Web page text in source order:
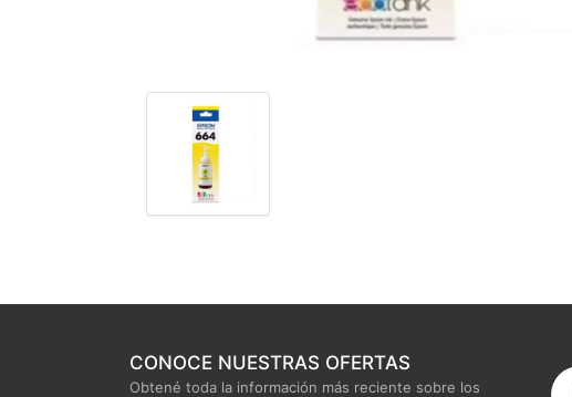
CONOCE NUESTRAS OFERTAS
Obtené toda la información más reciente sobre los